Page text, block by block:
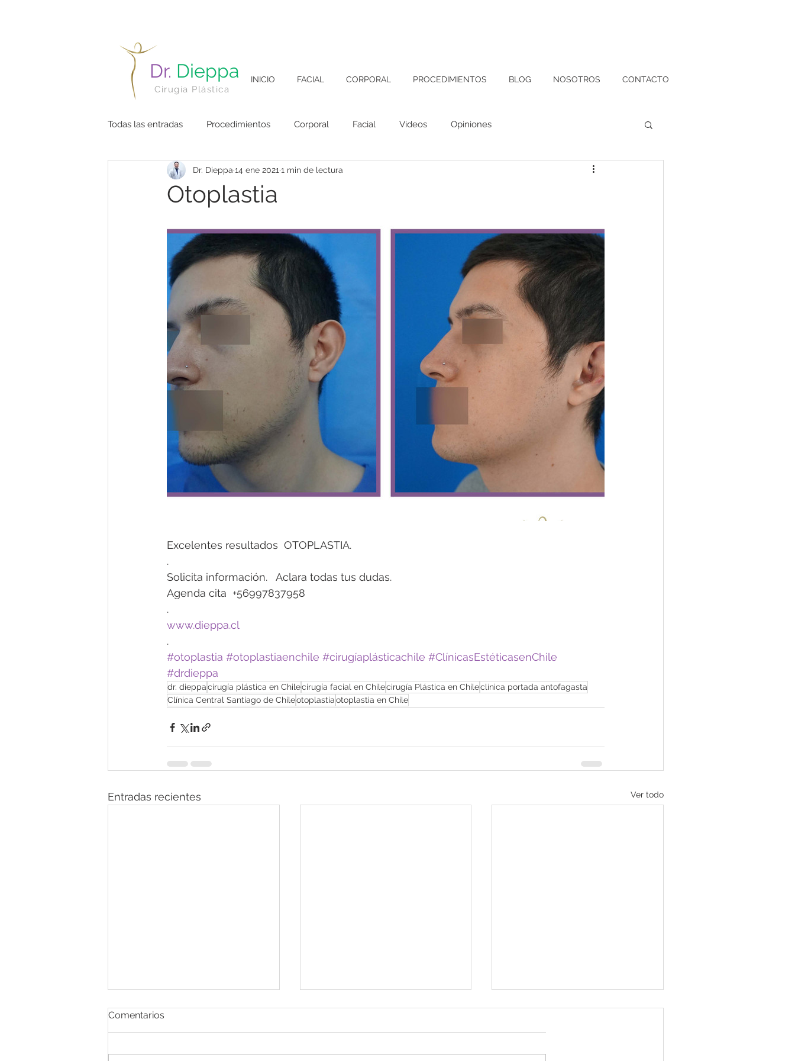
Dr. Dieppa
Cirugía Plástica
INICIO FACIAL CORPORAL PROCEDIMIENTOS BLOG NOSOTROS CONTACTO
Todas las entradas Procedimientos Corporal Facial Videos Opiniones
Otoplastia
Dr. Dieppa 14 ene 2021 1 min de lectura
Excelentes resultados  OTOPLASTIA.
.
Solicita información.   Aclara todas tus dudas.
Agenda cita  +56997837958
.
www.dieppa.cl
.
#otoplastia #otoplastiaenchile #cirugíaplásticachile #ClínicasEstéticasenChile
#drdieppa
dr. dieppacirugía plástica en Chilecirugía facial en Chilecirugía Plástica en Chileclínica portada antofagasta
Clínica Central Santiago de Chileotoplastiaotoplastia en Chile
Entradas recientes Ver todo
Comentarios